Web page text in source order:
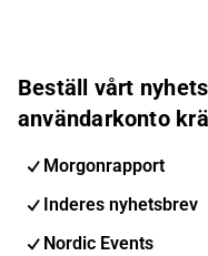
Beställ vårt
användarkonto
Morgonrapport
Inderes nyhetsbrev
Nordic Events